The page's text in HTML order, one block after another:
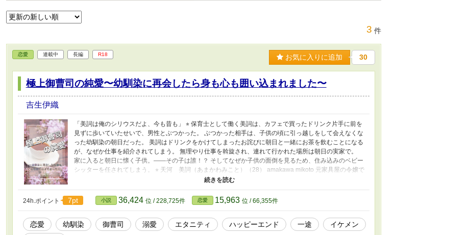
3 件
恋愛 連載中 長編 R18 お気に入りに追加 30
極上御曹司の純愛〜幼馴染に再会したら身も心も囲い込まれました〜
吉生伊織
「美詞は俺のシリウスだよ、今も昔も」 ⭐︎ 保育士として働く美詞は、カフェで買ったドリンク片手に前を
見ずに歩いていたせいで、男性とぶつかった。 ぶつかった相手は、子供の頃に引っ越しをして会えなくな
った幼馴染の朝日だった。 美詞はドリンクをかけてしまったお詫びに朝日と一緒にお茶を飲むことになる
が、なぜか仕事を紹介されてしまう。 無理やり仕事を斡旋され、連れて行かれた場所は朝日の実家で。
家に入ると朝日に懐く子供。――その子は誰！？ そしてなぜか子供の面倒を見るため、住み込みのベビー
シッターを任されてしまう。 ⭐︎ 天河 美詞（あまかわみこと）（28） amakawa mikoto 元家具屋の令嬢で
音羽家のナニー 音羽 朝日（おとわあさひ）（28） otowa asahi 音羽財閥御曹司でハーフ 五つ星ホテル
『ルガーディア』のオーナー ⭐︎ 17年ぶりに再会した幼なじみの二人。 偶然の再会から一転、彼の一途な
愛が溢れだす――。 ※他サイトで公開している作品に追加・修正を加えて掲載しています。 タイトルも
微妙に変更しています。
24h.ポイント 7pt 小説 36,424 位 / 228,725件 恋愛 15,963 位 / 66,355件
恋愛 幼馴染 御曹司 溺愛 エタニティ ハッピーエンド 一途
イケメン